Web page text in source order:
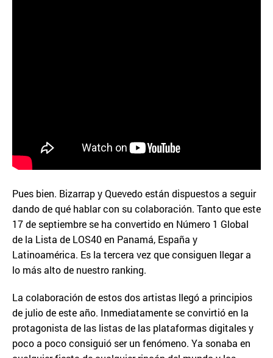
Pues bien. Bizarrap y Quevedo están dispuestos a seguir
dando de qué hablar con su colaboración. Tanto que este
17 de septiembre se ha convertido en Número 1 Global
de la Lista de LOS40 en Panamá, España y
Latinoamérica. Es la tercera vez que consiguen llegar a
lo más alto de nuestro ranking.
La colaboración de estos dos artistas llegó a principios
de julio de este año. Inmediatamente se convirtió en la
protagonista de las listas de las plataformas digitales y
poco a poco consiguió ser un fenómeno. Ya sonaba en